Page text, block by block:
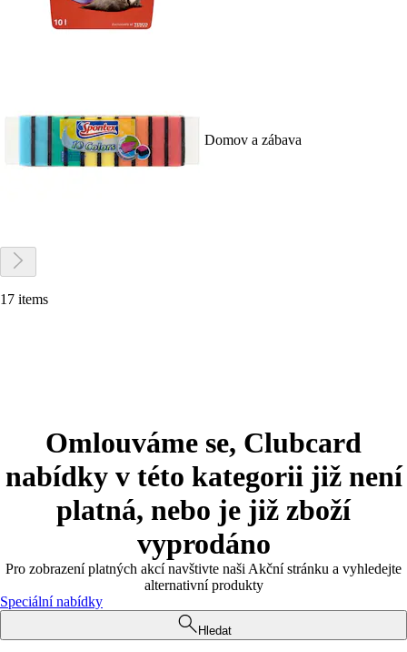
Domov a zábava
17 items
Omlouváme se, Clubcard
nabídky v této kategorii již není
platná, nebo je již zboží
vyprodáno
Pro zobrazení platných akcí navštivte naši Akční stránku a vyhledejte
alternativní produkty
Speciální nabídky
Hledat